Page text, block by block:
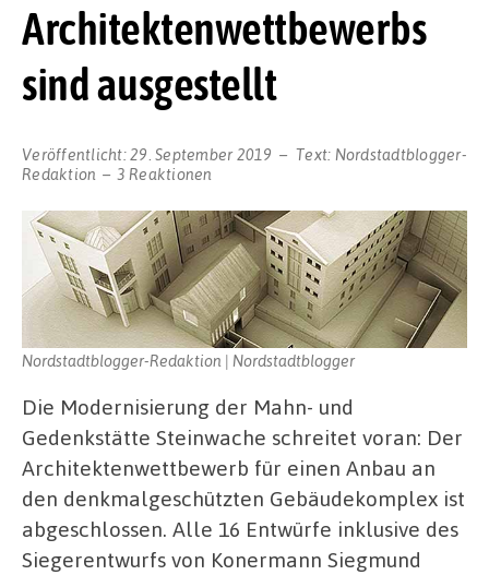
Architektenwettbewerbs
sind ausgestellt
Veröffentlicht:29. September 2019 Text: Nordstadtblogger-
Redaktion
3 Reaktionen
Nordstadtblogger-Redaktion | Nordstadtblogger
Die Modernisierung der Mahn- und
Gedenkstätte Steinwache schreitet voran: Der
Architektenwettbewerb für einen Anbau an
den denkmalgeschützten Gebäudekomplex ist
abgeschlossen. Alle 16 Entwürfe inklusive des
Siegerentwurfs von Konermann Siegmund